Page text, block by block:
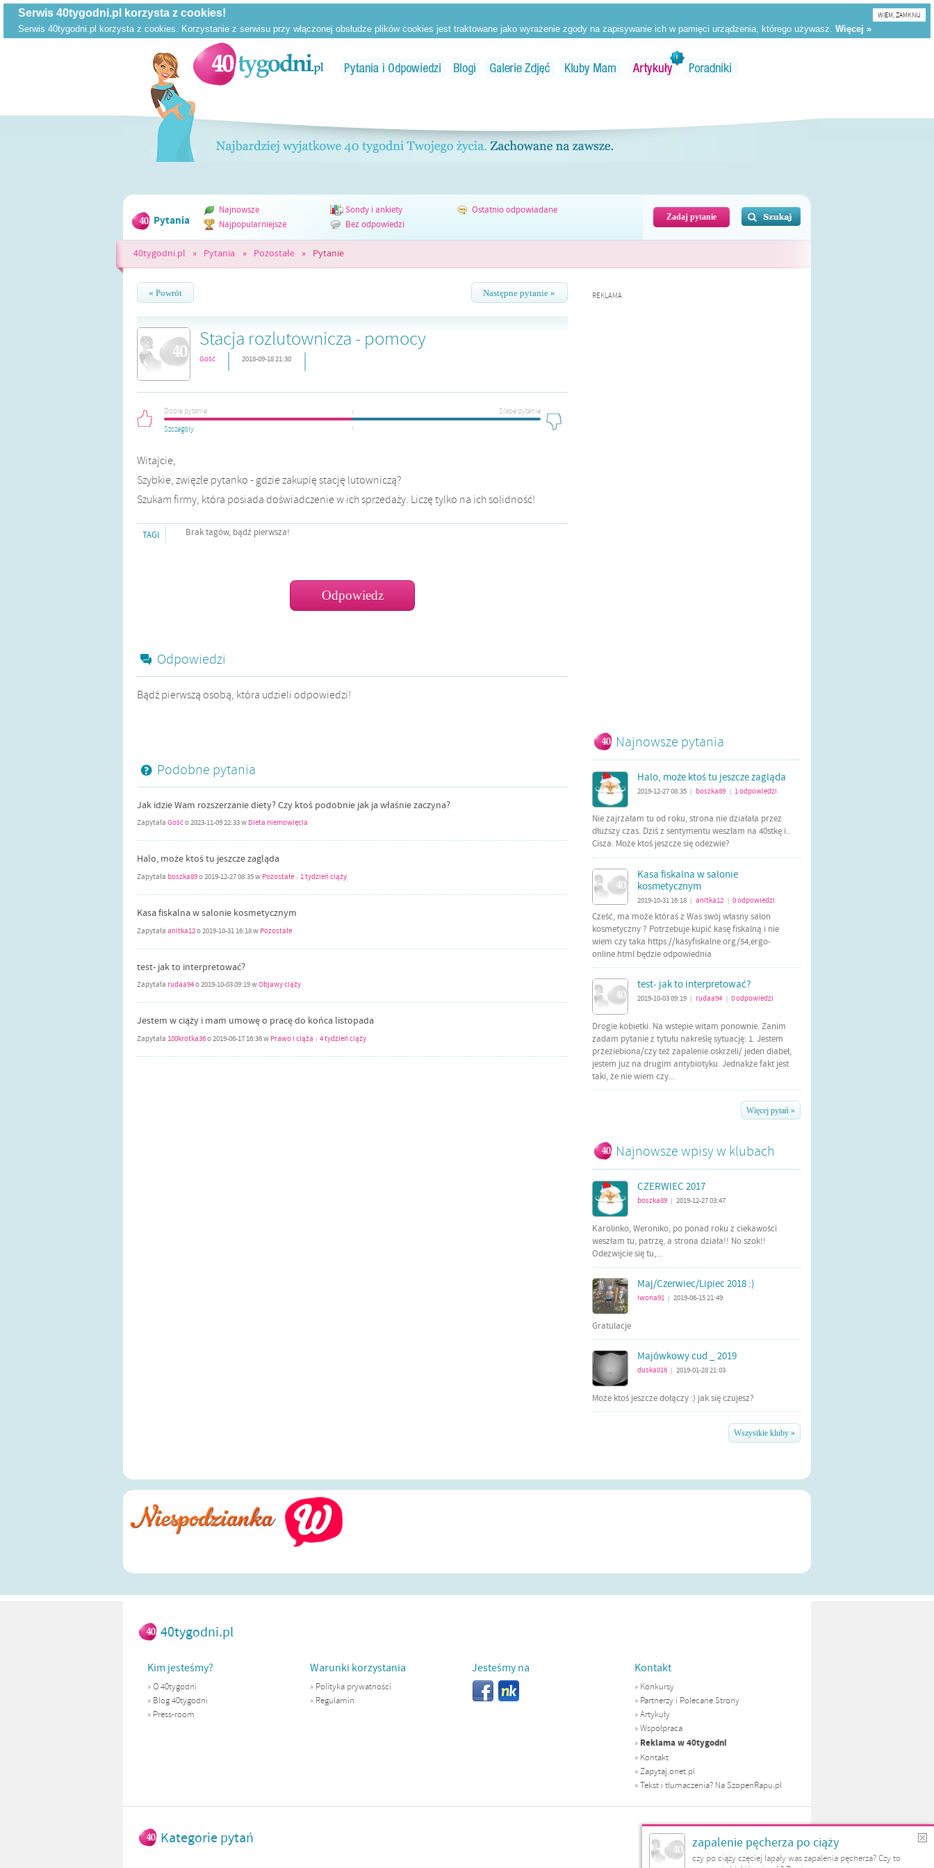
WIEM, ZAMKNIJ
Pytania
Najnowsze Sondy i ankiety
Ostatnio odpowiadane
Najpopularniejsze
Bez odpowiedzi
Zadaj pytanie
40tygodni.pl » Pytania » Pozostałe » Pytanie
« Powrót Następne pytanie »
Stacja rozlutownicza - pomocy
Gość | 2018-09-18 21:30 |
Dobre pytanie
Słabe pytanie
Szczegóły
Witajcie,
Szybkie, zwięzłe pytanko - gdzie zakupię stację lutowniczą?
Szukam firmy, która posiada doświadczenie w ich sprzedaży. Liczę tylko na ich solidność!
TAGI Brak tagów, bądź pierwsza!
Odpowiedzi
Bądź pierwszą osobą, która udzieli odpowiedzi!
Podobne pytania
Jak idzie Wam rozszerzanie diety? Czy ktoś podobnie jak ja właśnie zaczyna?
Zapytała Gośćo2023-11-09 22:33w Dieta niemowlęcia
Halo, może ktoś tu jeszcze zagląda
Zapytała boszka89o2019-12-27 08:35w Pozostałe | 1 tydzień ciąży
Kasa fiskalna w salonie kosmetycznym
Zapytała anitka12o2019-10-31 16:18w Pozostałe
test- jak to interpretować?
Zapytała rudaa94o2019-10-03 09:19wObjawy ciąży
Jestem w ciąży i mam umowę o pracę do końca listopada
Zapytała 100krotka36o2019-06-17 16:36w Prawo i ciąża | 4 tydzień ciąży
REKLAMA
Najnowsze pytania
Halo, może ktoś tu jeszcze zagląda
2019-12-27 08:35 boszka89 1odpowiedzi
Nie zajrzałam tu od roku, strona nie działała przez
dłuższy czas. Dziś z sentymentu weszłam na 40stkę i..
Cisza. Może ktoś jeszcze się odezwie?
Kasa fiskalna w salonie
kosmetycznym
2019-10-31 16:18 anitka12 0odpowiedzi
Cześć, ma może któraś z Was swój własny salon
kosmetyczny ? Potrzebuje kupić kasę fiskalną i nie
wiem czy taka https://kasyfiskalne.org/54,ergo-
online.html będzie odpowiednia
test- jak to interpretować?
2019-10-03 09:19 rudaa94 0odpowiedzi
Drogie kobietki. Na wstepie witam ponownie. Zanim
zadam pytanie z tytułu nakreślę sytuację: 1. Jestem
przeziebiona/czy też zapalenie oskrzeli/ jeden diabeł,
jestem juz na drugim antybiotyku. Jednakże fakt jest
taki, że nie wiem czy...
Więcej pytań »
Najnowsze wpisy w klubach
CZERWIEC 2017
boszka89 2019-12-27 03:47
Karolinko, Weroniko, po ponad roku z ciekawości
weszłam tu, patrzę, a strona działa!! No szok!!
Odezwijcie się tu,...
Maj/Czerwiec/Lipiec 2018 :)
iwona91 2019-06-15 21:49
Gratulacje
Majówkowy cud _ 2019
duska016 2019-01-28 21:03
Może ktoś jeszcze dołączy :) jak się czujesz?
Wszystkie kluby »
40tygodni.pl
Kim jesteśmy?
»O 40tygodni
» Blog 40tygodni
» Press-room
Warunki korzystania
» Polityka prywatności
» Regulamin
Jesteśmy na Kontakt
» Konkursy
» Partnerzy i Polecane Strony
»Artykuły
»Współpraca
» Reklama w 40tygodni
» Kontakt
»Zapytaj.onet.pl
»Tekst i tłumaczenia? Na SzopenRapu.pl
Kategorie pytań zapalenie pęcherza po ciąży
czy po ciąży częciej łapały was zapalenia pęcherza? Czy to